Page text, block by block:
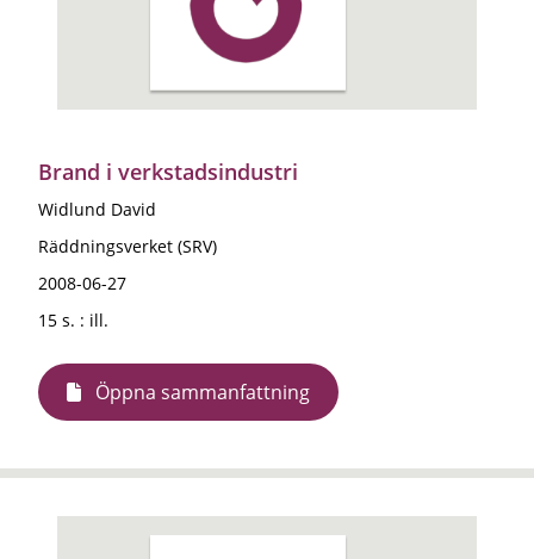
Brand i verkstadsindustri
Widlund David
Räddningsverket (SRV)
2008-06-27
15 s. : ill.
Öppna sammanfattning